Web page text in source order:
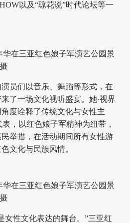
以及“琼花说”时代论坛等一
在三亚红色娘子军演艺公园景
员们以音乐、舞蹈等形式，在
了一场文化视听盛宴。她·视界
度诠释了传统文化与女性主
，以红色娘子军精神为纽带，
举措，在活动期间所有女性游
文化与民族风情。
在三亚红色娘子军演艺公园景
性文化表达的舞台。”三亚红